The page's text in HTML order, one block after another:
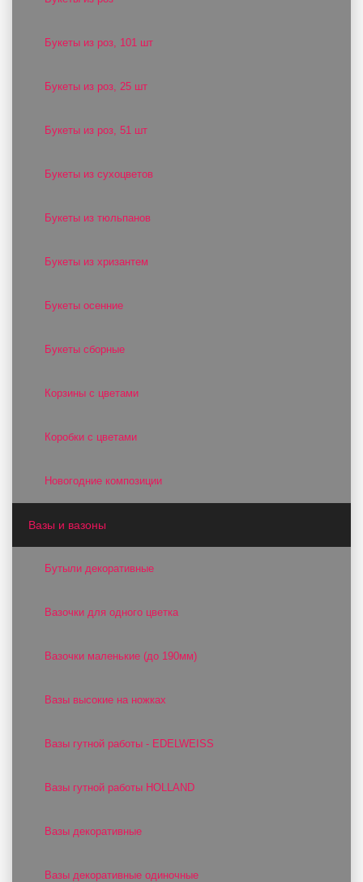
Букеты из роз, 101 шт
Букеты из роз, 25 шт
Букеты из роз, 51 шт
Букеты из сухоцветов
Букеты из тюльпанов
Букеты из хризантем
Букеты осенние
Букеты сборные
Корзины с цветами
Коробки с цветами
Новогодние композиции
Вазы и вазоны
Бутыли декоративные
Вазочки для одного цветка
Вазочки маленькие (до 190мм)
Вазы высокие на ножках
Вазы гутной работы - EDELWEISS
Вазы гутной работы HOLLAND
Вазы декоративные
Вазы декоративные одиночные